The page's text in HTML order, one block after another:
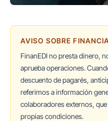
AVISO SOBRE
FinanEDI no presta dinero,
aprueba operaciones.
descuento de pagarés,
referimos a información
colaboradores externos,
propias condiciones.